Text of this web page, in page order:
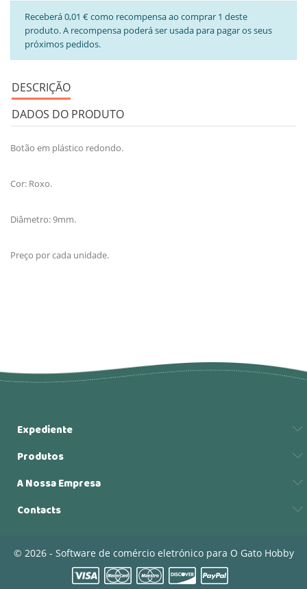
Receberá 0,01 € como recompensa ao comprar 1 deste
produto. A recompensa poderá ser usada para pagar os seus
próximos pedidos.
DESCRIÇÃO
DADOS DO PRODUTO
Botão em plástico redondo.
Cor: Roxo.
Diâmetro: 9mm.
Preço por cada unidade.
Expediente
Produtos
A Nossa Empresa
Contacts
© 2026 - Software de comércio eletrónico para O Gato Hobby